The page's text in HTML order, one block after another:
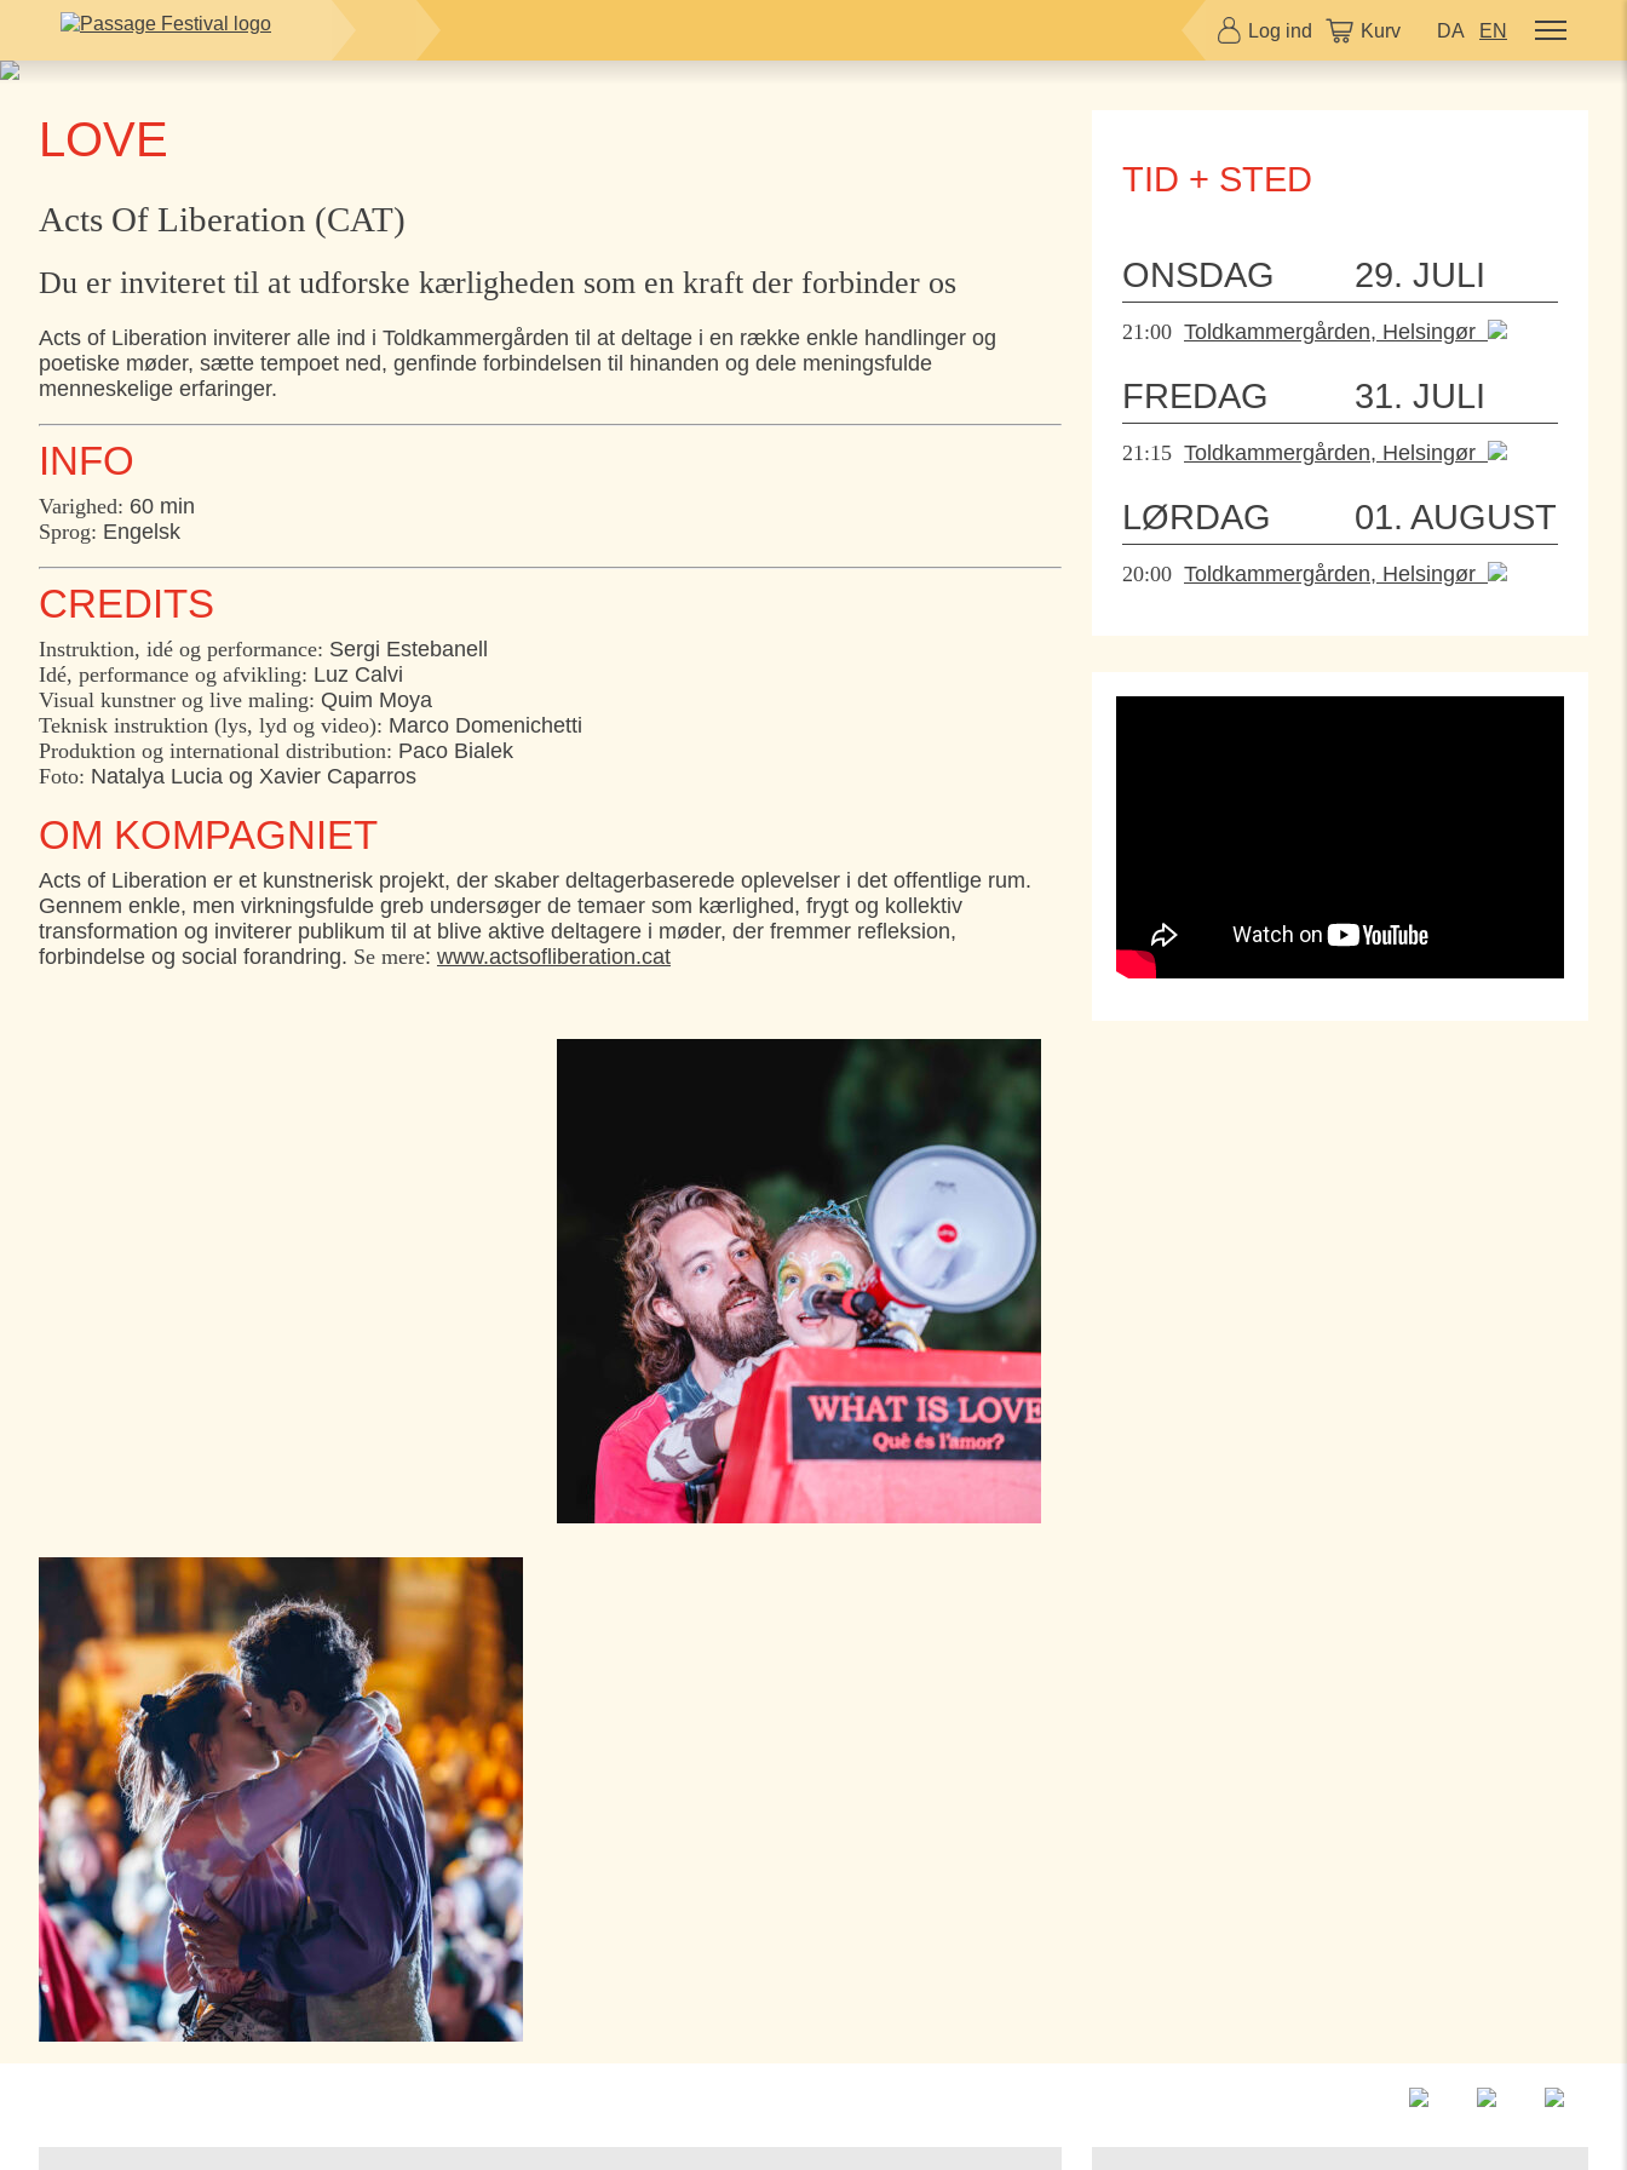
Log ind Kurv DA EN
LOVE
Acts Of Liberation (CAT)
Du er inviteret til at udforske kærligheden som en kraft der forbinder os
Acts of Liberation inviterer alle ind i Toldkammergården til at deltage i en række enkle handlinger og
poetiske møder, sætte tempoet ned, genfinde forbindelsen til hinanden og dele meningsfulde
menneskelige erfaringer.
INFO
Varighed: 60 min
Sprog: Engelsk
CREDITS
Instruktion, idé og performance: Sergi Estebanell
Idé, performance og afvikling: Luz Calvi
Visual kunstner og live maling: Quim Moya
Teknisk instruktion (lys, lyd og video): Marco Domenichetti
Produktion og international distribution: Paco Bialek
Foto: Natalya Lucia og Xavier Caparros
OM KOMPAGNIET
Acts of Liberation er et kunstnerisk projekt, der skaber deltagerbaserede oplevelser i det offentlige rum.
Gennem enkle, men virkningsfulde greb undersøger de temaer som kærlighed, frygt og kollektiv
transformation og inviterer publikum til at blive aktive deltagere i møder, der fremmer refleksion,
forbindelse og social forandring. Se mere: www.actsofliberation.cat
TID + STED
ONSDAG 29. JULI
21:00 Toldkammergården, Helsingør
FREDAG 31. JULI
21:15 Toldkammergården, Helsingør
LØRDAG 01. AUGUST
20:00 Toldkammergården, Helsingør